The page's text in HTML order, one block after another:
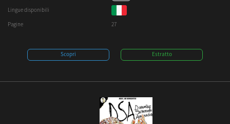
Lingue disponibili
Pagine 27
Scopri Estratto